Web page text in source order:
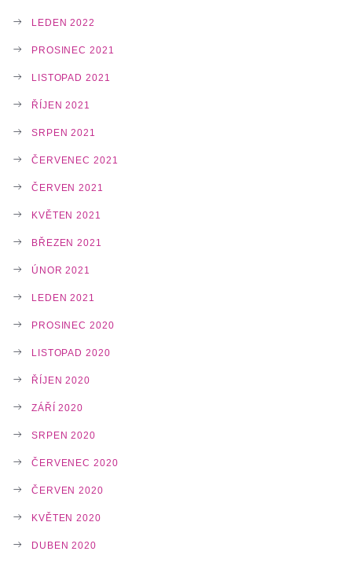
LEDEN 2022
PROSINEC 2021
LISTOPAD 2021
ŘÍJEN 2021
SRPEN 2021
ČERVENEC 2021
ČERVEN 2021
KVĚTEN 2021
BŘEZEN 2021
ÚNOR 2021
LEDEN 2021
PROSINEC 2020
LISTOPAD 2020
ŘÍJEN 2020
ZÁŘÍ 2020
SRPEN 2020
ČERVENEC 2020
ČERVEN 2020
KVĚTEN 2020
DUBEN 2020